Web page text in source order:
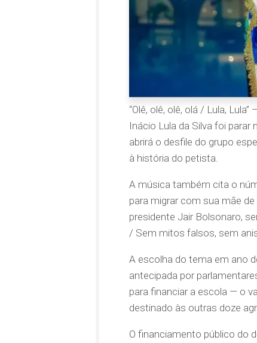
“Olê, olê, olê, olá / Lula,
Inácio Lula da Silva foi
abrirá o desfile do grupo
à história do petista.
A música também cita o
para migrar com sua mãe
presidente Jair Bolsonaro,
/ Sem mitos falsos, sem
A escolha do tema em ano
antecipada por
para financiar a escola — o
destinado às outras doze
O financiamento público do